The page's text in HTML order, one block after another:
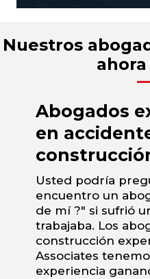
Nuestros
Abogados
en
Usted podría
encuentro un
de mí ?" si sufrió
trabajaba. Los
construcción
Associates
experiencia